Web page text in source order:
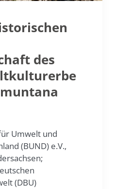
des
Umwelt und
(BUND) e.V.,
(DBU)